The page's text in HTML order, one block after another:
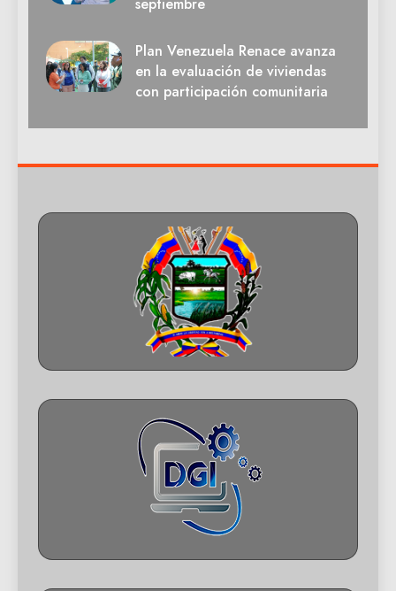
septiembre
Plan Venezuela Renace avanza
en la evaluación de viviendas
con participación comunitaria